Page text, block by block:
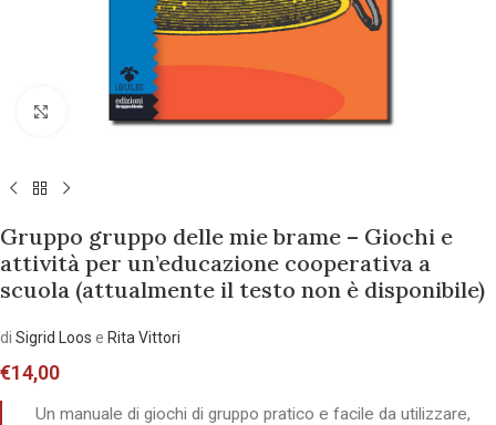
Allarga l'immagine
Gruppo gruppo delle mie brame – Giochi e
attività per un’educazione cooperativa a
scuola (attualmente il testo non è disponibile)
di Sigrid Loos e Rita Vittori
€14,00
Un manuale di giochi di gruppo pratico e facile da utilizzare,